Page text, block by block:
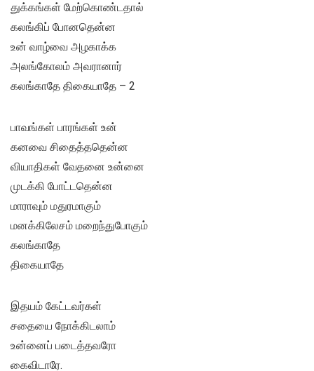
துக்கங்கள் மேற்கொண்டதால்
கலங்கிப் போனதென்ன
உன் வாழ்வை அழகாக்க
அலங்கோலம் அவரானார்
கலங்காதே திகையாதே – 2
பாவங்கள் பாரங்கள் உன்
கனவை சிதைத்ததென்ன
வியாதிகள் வேதனை உன்னை
முடக்கி போட்டதென்ன
மாராவும் மதுரமாகும்
மனக்கிலேசம் மறைந்துபோகும்
கலங்காதே
திகையாதே
இதயம் கேட்டவர்கள்
சதையை நோக்கிடலாம்
உன்னைப் படைத்தவரோ
கைவிடாரே.